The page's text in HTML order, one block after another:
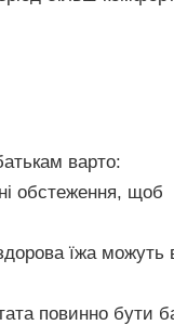
варто:
обстеження, щоб
їжа можуть
повинно бути